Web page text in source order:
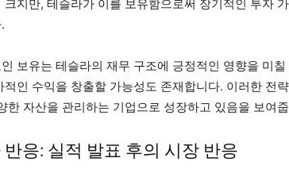
크지만, 테슬라가 이를 보유함으로써 장기적인 투자
보유는 테슬라의 재무 구조에 긍정적인 영향을 미
적인 수익을 창출할 가능성도 존재합니다. 이러한 전
한 자산을 관리하는 기업으로 성장하고 있음을 보여
반응: 실적 발표 후의 시장 반응